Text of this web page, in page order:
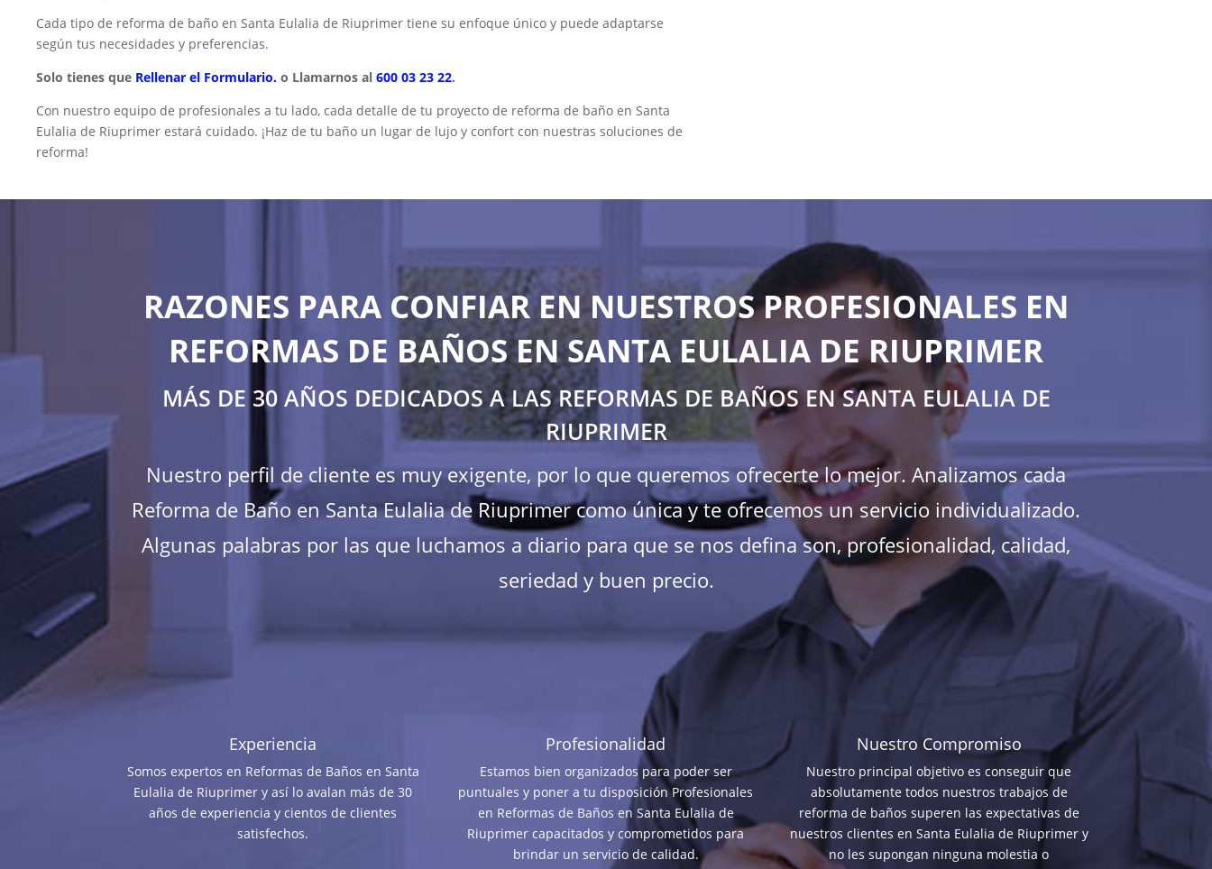
Cada tipo de reforma de baño en Santa Eulalia de Riuprimer tiene su enfoque único y puede adaptarse
según tus necesidades y preferencias.
Solo tienes que Rellenar el Formulario. o Llamarnos al 600 03 23 22.
Con nuestro equipo de profesionales a tu lado, cada detalle de tu proyecto de reforma de baño en Santa
Eulalia de Riuprimer estará cuidado. ¡Haz de tu baño un lugar de lujo y confort con nuestras soluciones de
reforma!
RAZONES PARA CONFIAR EN NUESTROS PROFESIONALES EN
REFORMAS DE BAÑOS EN SANTA EULALIA DE RIUPRIMER
MÁS DE 30 AÑOS DEDICADOS A LAS REFORMAS DE BAÑOS EN SANTA EULALIA DE
RIUPRIMER
Nuestro perfil de cliente es muy exigente, por lo que queremos ofrecerte lo mejor. Analizamos cada
Reforma de Baño en Santa Eulalia de Riuprimer como única y te ofrecemos un servicio individualizado.
Algunas palabras por las que luchamos a diario para que se nos defina son, profesionalidad, calidad,
seriedad y buen precio.
Experiencia
Somos expertos en Reformas de Baños en Santa
Eulalia de Riuprimer y así lo avalan más de 30
años de experiencia y cientos de clientes
satisfechos.
Profesionalidad
Estamos bien organizados para poder ser
puntuales y poner a tu disposición Profesionales
en Reformas de Baños en Santa Eulalia de
Riuprimer capacitados y comprometidos para
brindar un servicio de calidad.
Nuestro Compromiso
Nuestro principal objetivo es conseguir que
absolutamente todos nuestros trabajos de
reforma de baños superen las expectativas de
nuestros clientes en Santa Eulalia de Riuprimer y
no les supongan ninguna molestia o